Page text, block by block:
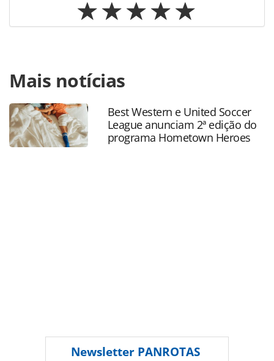
https://www.panrotas.com.br/aviacao/aeroportos/2024/
entrega-obras-de-modernizacao-em-sete-terminais-da-
regiao-norte_212190.html ou as ferramentas oferecidas na
página. Todo o conteúdo produzido pela PANROTAS
Editora é protegido pela legislação brasileira sobre direito
autoral. Não reproduza o conteúdo sem autorização da
Mais notícias
Best Western e United Soccer
League anunciam 2ª edição do
programa Hometown Heroes
Newsletter PANROTAS